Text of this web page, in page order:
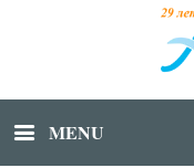
MENU